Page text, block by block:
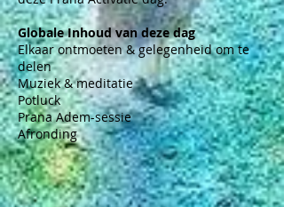
Globale Inhoud van deze dag
Elkaar ontmoeten & gelegenheid om te
delen
Muziek & meditatie
Potluck
Prana Adem-sessie
Afronding